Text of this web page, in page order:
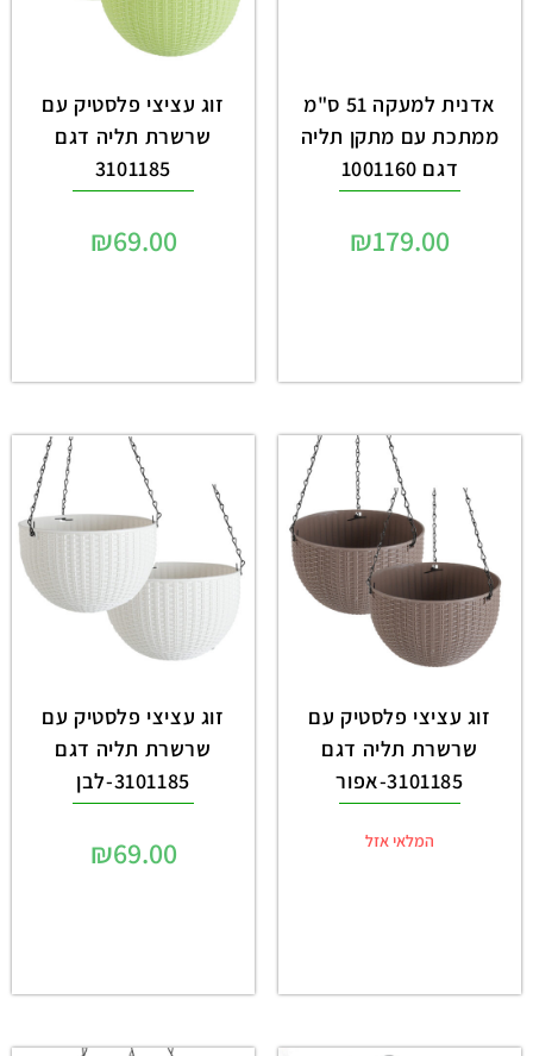
אדנית למעקה 51 ס"מ
ממתכת עם מתקן תליה
דגם 1001160
₪179.00
זוג עציצי פלסטיק עם
שרשרת תליה דגם
3101185
₪69.00
זוג עציצי פלסטיק עם
שרשרת תליה דגם
3101185-אפור
המלאי אזל
זוג עציצי פלסטיק עם
שרשרת תליה דגם
3101185-לבן
₪69.00